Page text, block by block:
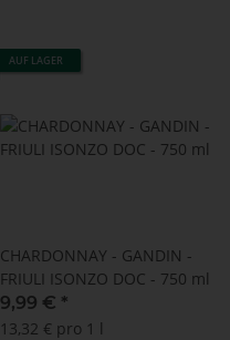
AUF LAGER
CHARDONNAY - GANDIN -
FRIULI ISONZO DOC - 750 ml
9,99 € *
13,32 € pro 1 l